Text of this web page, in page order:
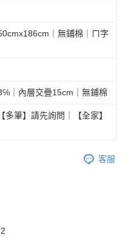
｜無鋪棉｜ㄇ字
｜內層交疊15cm｜無鋪棉
多筆】請先詢問｜【全家】
客服